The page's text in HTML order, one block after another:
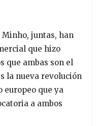
juntas, han
que hizo
que ambas son el
la nueva revolución
europeo que ya
a ambos